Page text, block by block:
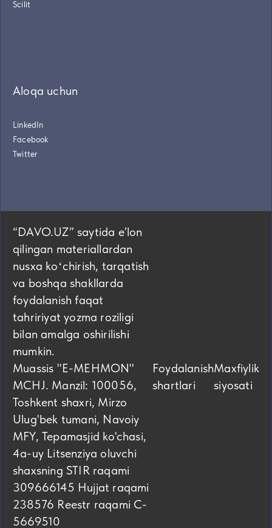
Scilit
Aloqa uchun
LinkedIn
Facebook
Twitter
“DAVO.UZ” saytida eʼlon
qilingan materiallardan
nusxa koʻchirish, tarqatish
va boshqa shakllarda
foydalanish faqat
tahririyat yozma roziligi
bilan amalga oshirilishi
mumkin.
Muassis "E-MEHMON"
MCHJ. Manzil: 100056,
Toshkent shaxri, Mirzo
Ulug'bek tumani, Navoiy
MFY, Tepamasjid ko'chasi,
4а-uy Litsenziya oluvchi
shaxsning STIR raqami
309666145 Hujjat raqami
238576 Reestr raqami C-
5669510
Foydalanish
shartlari
Maxfiylik
siyosati